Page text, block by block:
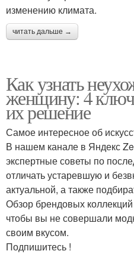
изменению климата.
читать дальше →
Как узнать
женщину: 4
их решение
Самое интересное об
В нашем канале в Яндекс
экспертные советы по
отличать устаревшую и
актуальной, а также
Обзор брендовых
чтобы вы не совершали
своим вкусом.
Подпишитесь !